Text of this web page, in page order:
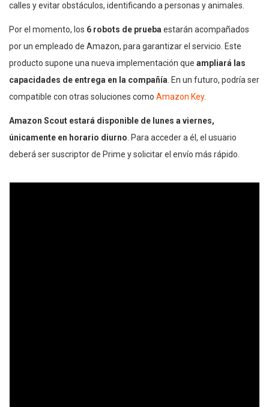
calles y evitar obstáculos, identificando a personas y animales.
Por el momento, los 6 robots de pruebaestarán acompañados
por un empleado de Amazon, para garantizar el servicio. Este
producto supone una nueva implementación que ampliará las
capacidades de entrega en la compañía. En un futuro, podría ser
compatible con otras soluciones como Amazon Key.
Amazon Scout estará disponible de lunes a viernes,
únicamente en horario diurno. Para acceder a él, el usuario
deberá ser suscriptor de Prime y solicitar el envío más rápido.